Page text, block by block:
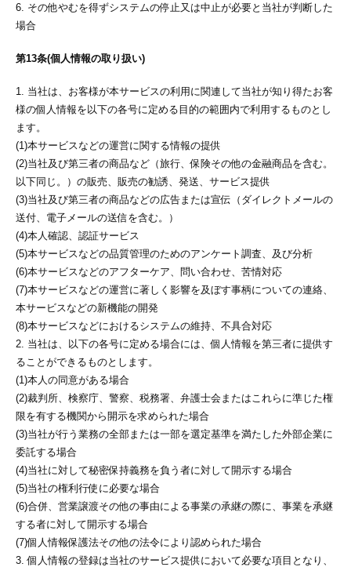
6. その他やむを得ずシステムの停止又は中止が必要と当社が判断した
場合
第13条(個人情報の取り扱い)
1. 当社は、お客様が本サービスの利用に関連して当社が知り得たお客
様の個人情報を以下の各号に定める目的の範囲内で利用するものとし
ます。
(1)本サービスなどの運営に関する情報の提供
(2)当社及び第三者の商品など（旅行、保険その他の金融商品を含む。
以下同じ。）の販売、販売の勧誘、発送、サービス提供
(3)当社及び第三者の商品などの広告または宣伝（ダイレクトメールの
送付、電子メールの送信を含む。）
(4)本人確認、認証サービス
(5)本サービスなどの品質管理のためのアンケート調査、及び分析
(6)本サービスなどのアフターケア、問い合わせ、苦情対応
(7)本サービスなどの運営に著しく影響を及ぼす事柄についての連絡、
本サービスなどの新機能の開発
(8)本サービスなどにおけるシステムの維持、不具合対応
2. 当社は、以下の各号に定める場合には、個人情報を第三者に提供す
ることができるものとします。
(1)本人の同意がある場合
(2)裁判所、検察庁、警察、税務署、弁護士会またはこれらに準じた権
限を有する機関から開示を求められた場合
(3)当社が行う業務の全部または一部を選定基準を満たした外部企業に
委託する場合
(4)当社に対して秘密保持義務を負う者に対して開示する場合
(5)当社の権利行使に必要な場合
(6)合併、営業譲渡その他の事由による事業の承継の際に、事業を承継
する者に対して開示する場合
(7)個人情報保護法その他の法令により認められた場合
3. 個人情報の登録は当社のサービス提供において必要な項目となり、